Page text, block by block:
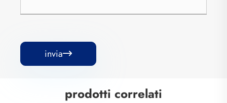
invia
prodotti correlati